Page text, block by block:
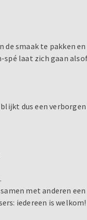
smaak te pakken en
spé laat zich gaan
dus een
met anderen een
iedereen is welkom!